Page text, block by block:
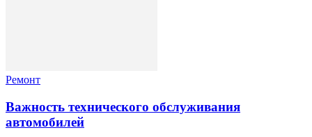
Ремонт
Важность технического обслуживания
автомобилей